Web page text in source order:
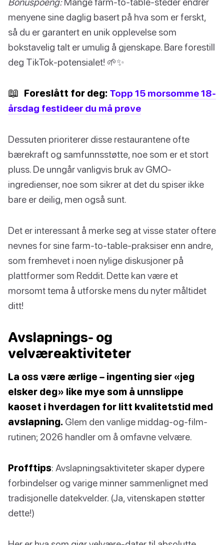
menyene sine daglig basert på hva som er ferskt,
så du er garantert en unik opplevelse som
bokstavelig talt er umulig å gjenskape. Bare forestill
deg TikTok-potensialet! 🌱✨
📖 Foreslått for deg: Topp 15 morsomme 18-
årsdag festideer du må prøve
Dessuten prioriterer disse restaurantene ofte
bærekraft og samfunnsstøtte, noe som er et stort
pluss. De unngår vanligvis bruk av GMO-
ingredienser, noe som sikrer at det du spiser ikke
bare er deilig, men også sunt.
Det er interessant å merke seg at visse stater oftere
nevnes for sine farm-to-table-praksiser enn andre,
som fremhevet i noen nylige diskusjoner på
plattformer som Reddit. Dette kan være et
morsomt tema å utforske mens du nyter måltidet
ditt!
Avslapnings- og
velværeaktiviteter
La oss være ærlige – ingenting sier «jeg
elsker deg» like mye som å unnslippe
kaoset i hverdagen for litt kvalitetstid med
avslapning. Glem den vanlige middag-og-film-
rutinen; 2026 handler om å omfavne velvære.
Profftips: Avslapningsaktiviteter skaper dypere
forbindelser og varige minner sammenlignet med
tradisjonelle datekvelder. (Ja, vitenskapen støtter
dette!)